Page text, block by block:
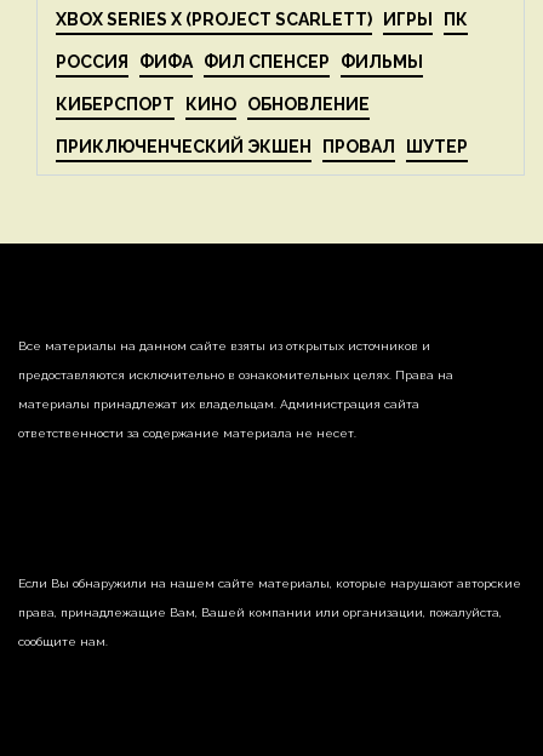
XBOX SERIES X (PROJECT SCARLETT) ИГРЫ ПК
РОССИЯ ФИФА ФИЛ СПЕНСЕР ФИЛЬМЫ
КИБЕРСПОРТ КИНО ОБНОВЛЕНИЕ
ПРИКЛЮЧЕНЧЕСКИЙ ЭКШЕН ПРОВАЛ ШУТЕР
Все материалы на данном сайте взяты из открытых источников и
предоставляются исключительно в ознакомительных целях. Права на
материалы принадлежат их владельцам. Администрация сайта
ответственности за содержание материала не несет.
Если Вы обнаружили на нашем сайте материалы, которые нарушают авторские
права, принадлежащие Вам, Вашей компании или организации, пожалуйста,
сообщите нам.